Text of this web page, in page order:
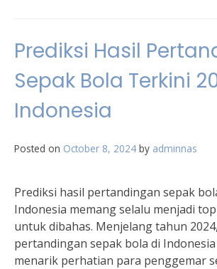
Prediksi Hasil
Sepak Bola Terkini
Indonesia
Posted on October 8, 2024 by adminnas
Prediksi hasil pertandingan sepak
Indonesia memang selalu menjadi
untuk dibahas. Menjelang tahun
pertandingan sepak bola di
menarik perhatian para penggemar